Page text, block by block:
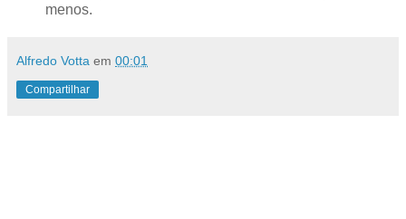
menos.
Alfredo Votta em 00:01
Compartilhar